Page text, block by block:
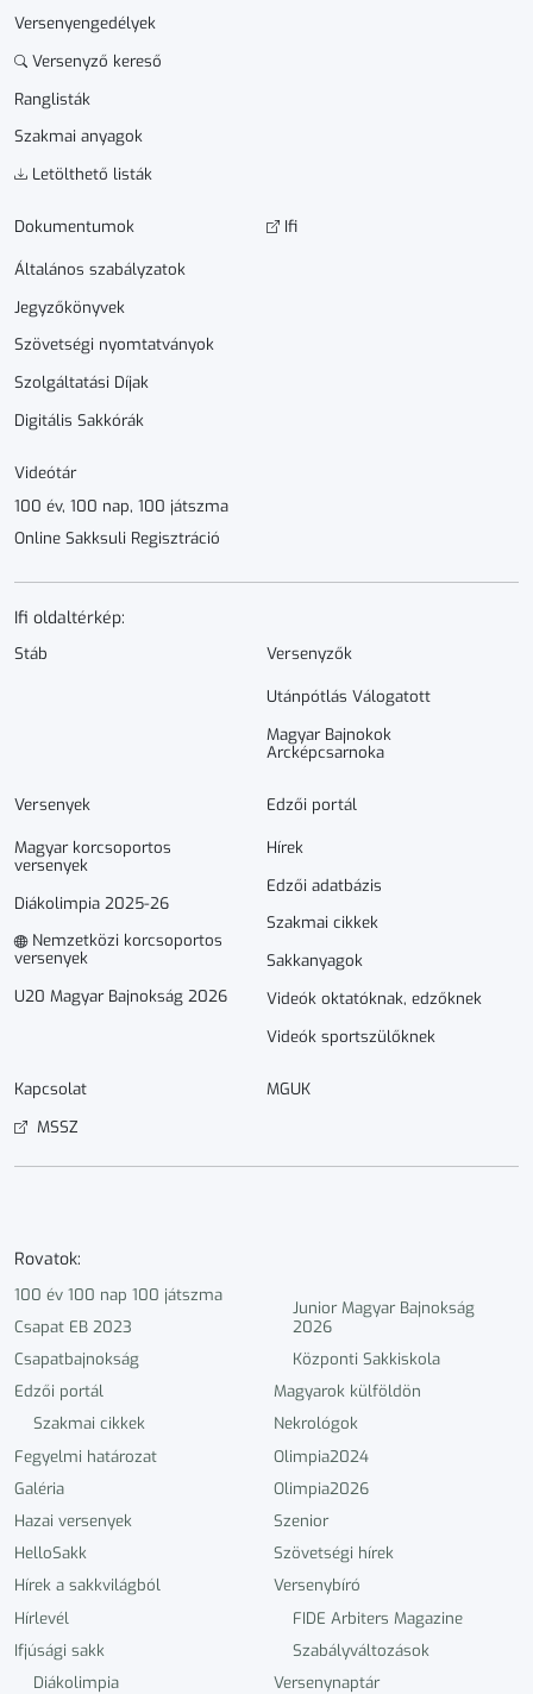
Versenyengedélyek
Versenyző kereső
Ranglisták
Szakmai anyagok
Letölthető listák
Dokumen­­tumok
Általános szabályzatok
Jegyzőkönyvek
Szövetségi nyomtatványok
Szolgáltatási Díjak
Digitális Sakkórák
Ifi
Videótár
100 év, 100 nap, 100 játszma
Online Sakksuli Regisztráció
Ifi oldaltérkép:
Stáb Versenyzők
Utánpótlás Válogatott
Magyar Bajnokok
Arcképcsarnoka
Versenyek
Magyar korcsoportos
versenyek
Diákolimpia 2025-26
Nemzetközi korcsoportos
versenyek
U20 Magyar Bajnokság 2026
Edzői portál
Hírek
Edzői adatbázis
Szakmai cikkek
Sakkanyagok
Videók oktatóknak, edzőknek
Videók sportszülőknek
Kapcsolat
MGUK
MSSZ
Rovatok:
100 év 100 nap 100 játszma
Csapat EB 2023
Csapatbajnokság
Edzői portál
Szakmai cikkek
Fegyelmi határozat
Galéria
Hazai versenyek
HelloSakk
Hírek a sakkvilágból
Hírlevél
Ifjúsági sakk
Diákolimpia
Junior Magyar Bajnokság
2026
Központi Sakkiskola
Magyarok külföldön
Nekrológok
Olimpia2024
Olimpia2026
Szenior
Szövetségi hírek
Versenybíró
FIDE Arbiters Magazine
Szabályváltozások
Versenynaptár